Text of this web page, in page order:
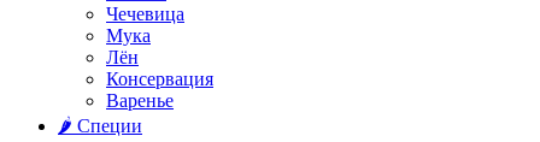
Чечевица
Мука
Лён
Консервация
Варенье
🌶️ Специи